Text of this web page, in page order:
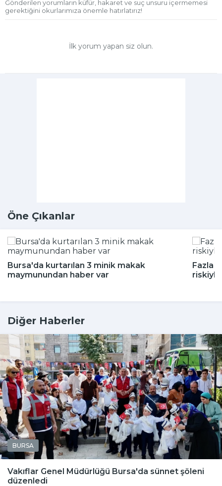
Gönderilen yorumların küfür, hakaret ve suç unsuru içermemesi
gerektiğini okurlarımıza önemle hatırlatırız!
İlk yorum yapan siz olun.
Öne Çıkanlar
Bursa'da kurtarılan 3 minik makak
maymunundan haber var
Fazla
Diğer Haberler
BURSA
Vakıflar Genel Müdürlüğü Bursa'da sünnet şöleni
düzenledi